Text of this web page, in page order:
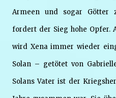
Armeen und sogar Götter
fordert der Sieg hohe Opfer.
wird Xena immer wieder
Solan – getötet von
Solans Vater ist der